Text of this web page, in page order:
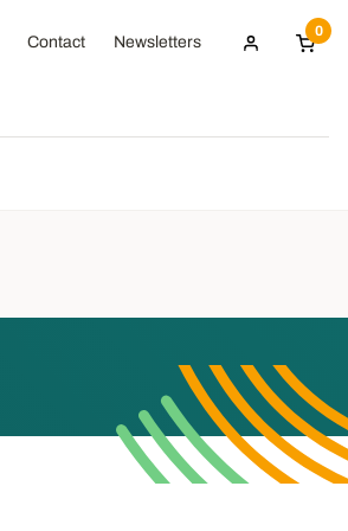
Contact Newsletters
0